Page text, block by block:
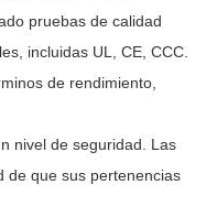
pruebas de calidad
incluidas UL, CE, CCC.
de rendimiento,
nivel de seguridad. Las
de que sus pertenencias